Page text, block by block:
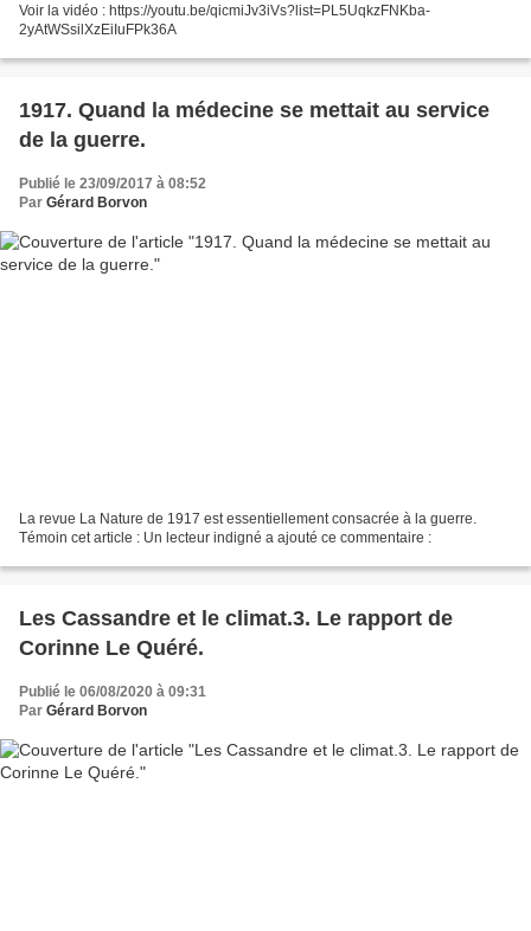
Voir la vidéo : https://youtu.be/qicmiJv3iVs?list=PL5UqkzFNKba-
2yAtWSsilXzEiIuFPk36A
1917. Quand la médecine se mettait au service
de la guerre.
Publié le 23/09/2017 à 08:52
Par Gérard Borvon
La revue La Nature de 1917 est essentiellement consacrée à la guerre.
Témoin cet article : Un lecteur indigné a ajouté ce commentaire :
Les Cassandre et le climat.3. Le rapport de
Corinne Le Quéré.
Publié le 06/08/2020 à 09:31
Par Gérard Borvon